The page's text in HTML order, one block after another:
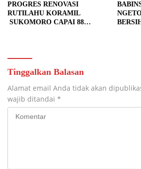
PROGRES RENOVASI
RUTILAHU KORAMIL
SUKOMORO CAPAI 88
Tinggalkan Balasan
Alamat email Anda tidak akan
wajib ditandai *